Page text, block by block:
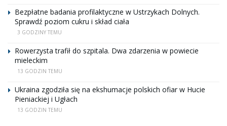
Bezpłatne badania profilaktyczne w Ustrzykach Dolnych.
Sprawdź poziom cukru i skład ciała
3 GODZINY TEMU
Rowerzysta trafił do szpitala. Dwa zdarzenia w powiecie
mieleckim
13 GODZIN TEMU
Ukraina zgodziła się na ekshumacje polskich ofiar w Hucie
Pieniackiej i Ugłach
13 GODZIN TEMU